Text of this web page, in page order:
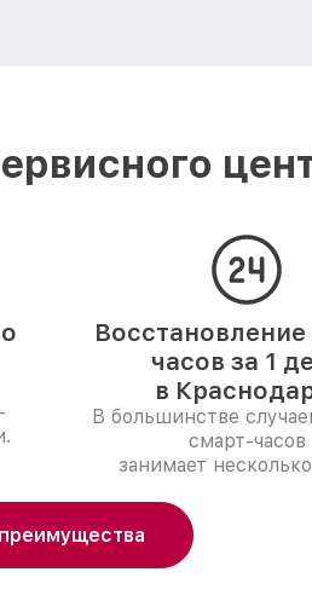
часов за 1
в
В большинстве
смарт-часов
занимает